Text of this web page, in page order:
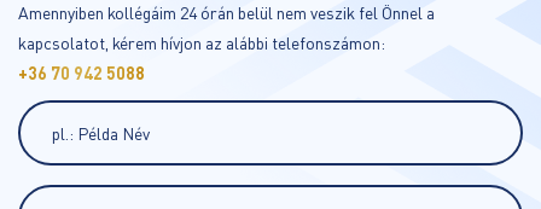
Amennyiben kollégáim 24 órán belül nem veszik fel Önnel a
kapcsolatot, kérem hívjon az alábbi telefonszámon:
+36 70 942 5088